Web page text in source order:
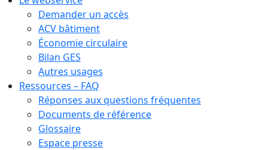
Demander un accès
ACV bâtiment
Économie circulaire
Bilan GES
Autres usages
Ressources – FAQ
Réponses aux questions fréquentes
Documents de référence
Glossaire
Espace presse